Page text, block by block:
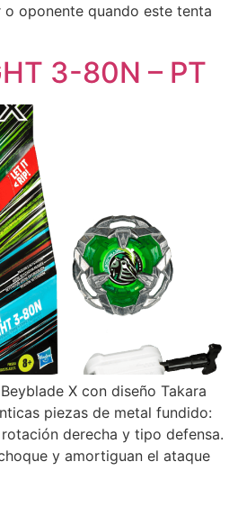
oponente quando este tenta
3-80N – PT
X con diseño Takara
piezas de metal fundido:
derecha y tipo defensa.
y amortiguan el ataque